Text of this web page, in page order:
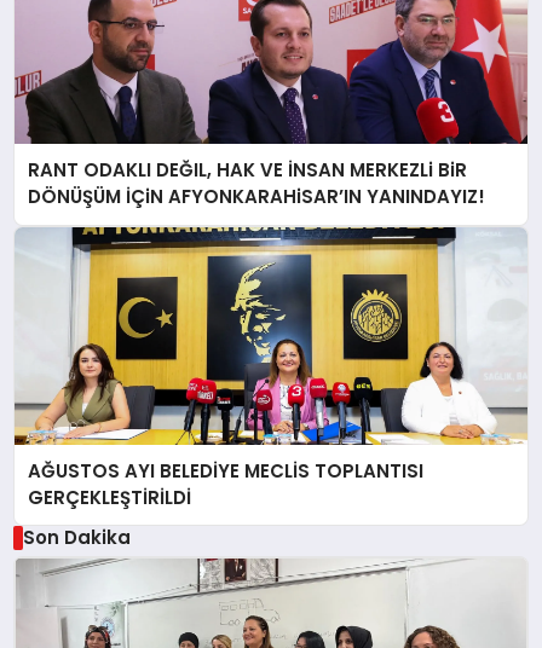
RANT ODAKLI DEĞIL, HAK VE İNSAN MERKEZLi BiR
DÖNÜŞÜM İÇiN AFYONKARAHiSAR’IN YANINDAYIZ!
AĞUSTOS AYI BELEDİYE MECLİS TOPLANTISI
GERÇEKLEŞTİRİLDİ
Son Dakika